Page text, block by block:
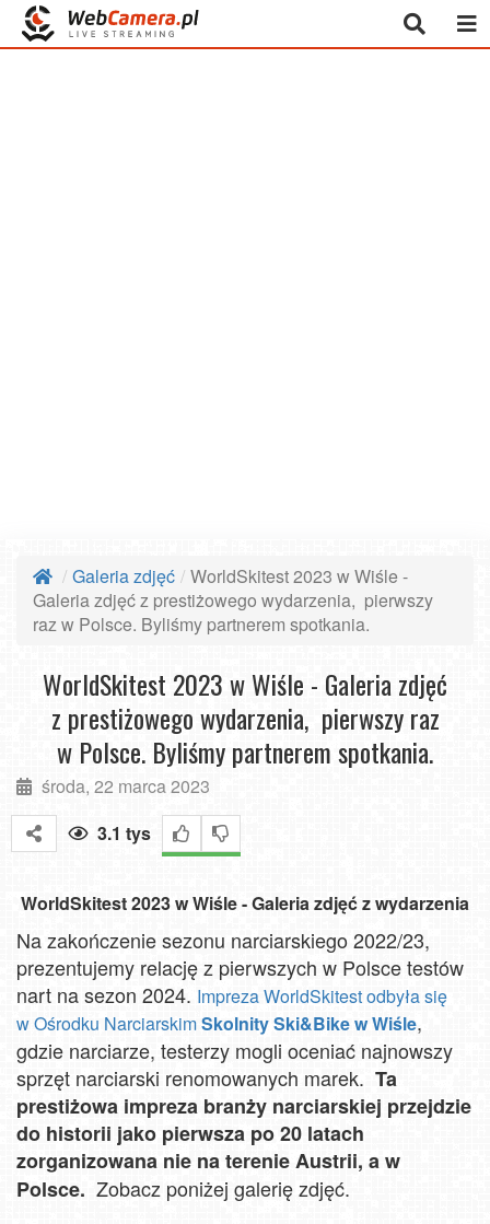
Galeria zdjęć
WorldSkitest 2023 w Wiśle -
Galeria zdjęć z prestiżowego wydarzenia, pierwszy
raz w Polsce. Byliśmy partnerem spotkania.
WorldSkitest 2023 w Wiśle - Galeria zdjęć
z prestiżowego wydarzenia, pierwszy raz
w Polsce. Byliśmy partnerem spotkania.
środa, 22 marca 2023
3.1 tys
WorldSkitest 2023 w Wiśle - Galeria zdjęć z wydarzenia
Na zakończenie sezonu narciarskiego 2022/23,
prezentujemy relację z pierwszych w Polsce testów
nart na sezon 2024. Impreza WorldSkitest odbyła się
w Ośrodku NarciarskimSkolnity Ski&Bike w Wiśle,
gdzie narciarze, testerzy mogli oceniać najnowszy
sprzęt narciarski renomowanych marek. Ta
prestiżowa impreza branży narciarskiej przejdzie
do historii jako pierwsza po 20 latach
zorganizowana nie na terenie Austrii, a w
Polsce. Zobacz poniżej galerię zdjęć.